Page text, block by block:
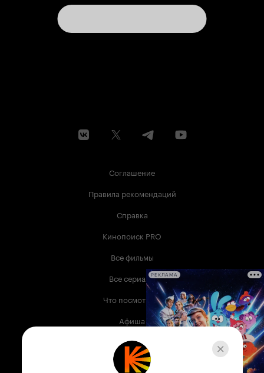
Соглашение
Правила рекомендаций
Справка
Кинопоиск PRO
Все фильмы
Все сериалы
Что посмотреть
Афиша
Музыка
Телепрограмма
РЕКЛАМА